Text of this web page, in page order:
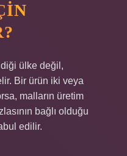
ülke değil,
Bir ürün iki veya
malların üretim
bağlı olduğu
edilir.